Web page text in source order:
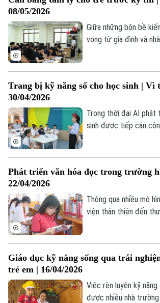
Liên hệ đường dây nóng (bấm để gọi)
Tòa soạn
0865.116.699 (hotline)
Tòa soạn
diễn biến phức tạp, để
được cả xã hội quan
08/05/2026
Giữa những bộn bề
vọng từ gia đình và
không chỉ giúp các em
Trang bị kỹ năng số cho học sinh | Vì
30/04/2026
Trong thời đại AI phát
sinh được tiếp cận
các em từng bước
Phát triển văn hóa đọc trong trường
22/04/2026
Thông qua nhiều mô
viện thân thiện đến
Giáo dục kỹ năng sống qua trải
trẻ em | 16/04/2026
Việc rèn luyện kỹ
được nhiều nhà